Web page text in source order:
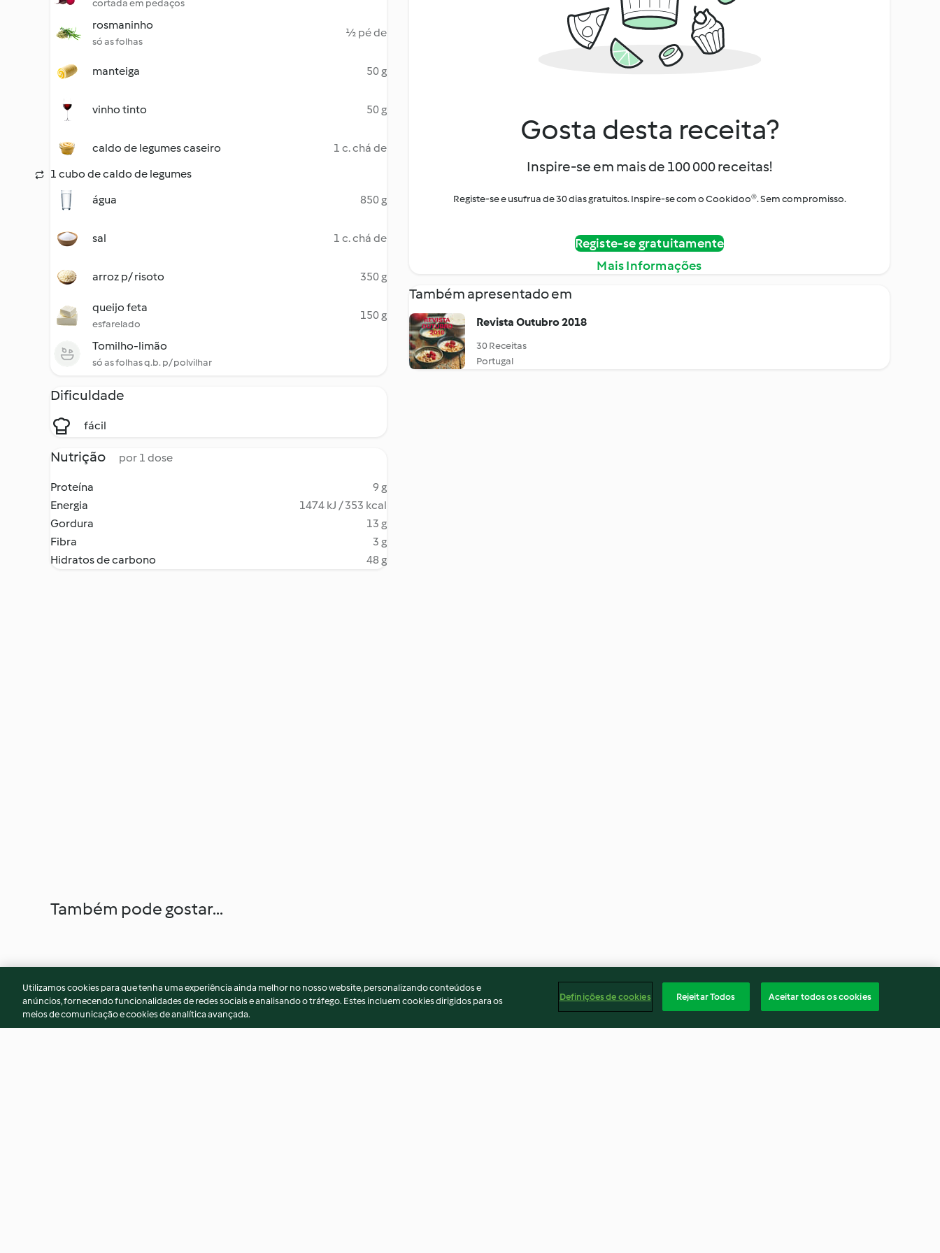
cortada em pedaços
rosmaninho
só as folhas
½ pé de
manteiga 50 g
vinho tinto 50 g
caldo de legumes caseiro
1 c. chá de
1 cubo de caldo de legumes
água
850 g
sal 1 c. chá de
arroz p/ risoto 350 g
queijo feta
esfarelado
150 g
Tomilho-limão
só as folhas q.b. p/ polvilhar
Dificuldade
fácil
Nutrição por 1 dose
Proteína
9 g
Energia
1474 kJ / 353 kcal
Gordura
13 g
Fibra
3 g
Hidratos de carbono
48 g
Gosta desta receita?
Inspire-se em mais de 100 000 receitas!
Registe-se e usufrua de 30 dias gratuitos. Inspire-se com o Cookidoo®. Sem compromisso.
Registe-se gratuitamente
Mais Informações
Também apresentado em
Revista Outubro 2018
30 Receitas
Portugal
Também pode gostar...
Utilizamos cookies para que tenha uma experiência ainda melhor no nosso website, personalizando conteúdos e
anúncios, fornecendo funcionalidades de redes sociais e analisando o tráfego. Estes incluem cookies dirigidos para os
meios de comunicação e cookies de analítica avançada.
Definições de cookies Rejeitar Todos Aceitar todos os cookies